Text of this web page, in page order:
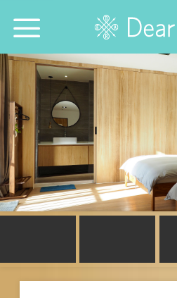
首頁
尋找旅宿防疫模範生！
想跟誰旅行？
想去哪旅行？
每週特輯